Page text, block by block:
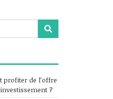
profiter de l’offre
?